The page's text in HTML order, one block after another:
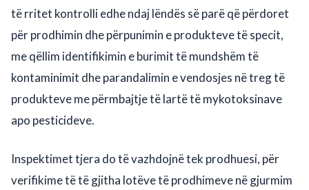
të rritet kontrolli edhe ndaj lëndës së parë që përdoret
për prodhimin dhe përpunimin e produkteve të specit,
me qëllim identifikimin e burimit të mundshëm të
kontaminimit dhe parandalimin e vendosjes në treg të
produkteve me përmbajtje të lartë të mykotoksinave
apo pesticideve.
Inspektimet tjera do të vazhdojnë tek prodhuesi, për
verifikime të të gjitha lotëve të prodhimeve në gjurmim